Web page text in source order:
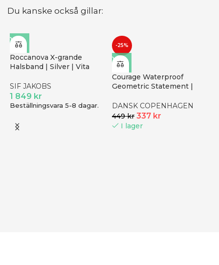
Du kanske också gillar:
Roccanova X-grande
Halsband | Silver | Vita
SIF JAKOBS
1 849 kr
Beställningsvara 5-8 dagar.
-25%
Courage Waterproof
Geometric Statement |
DANSK COPENHAGEN
449kr 337 kr
I lager